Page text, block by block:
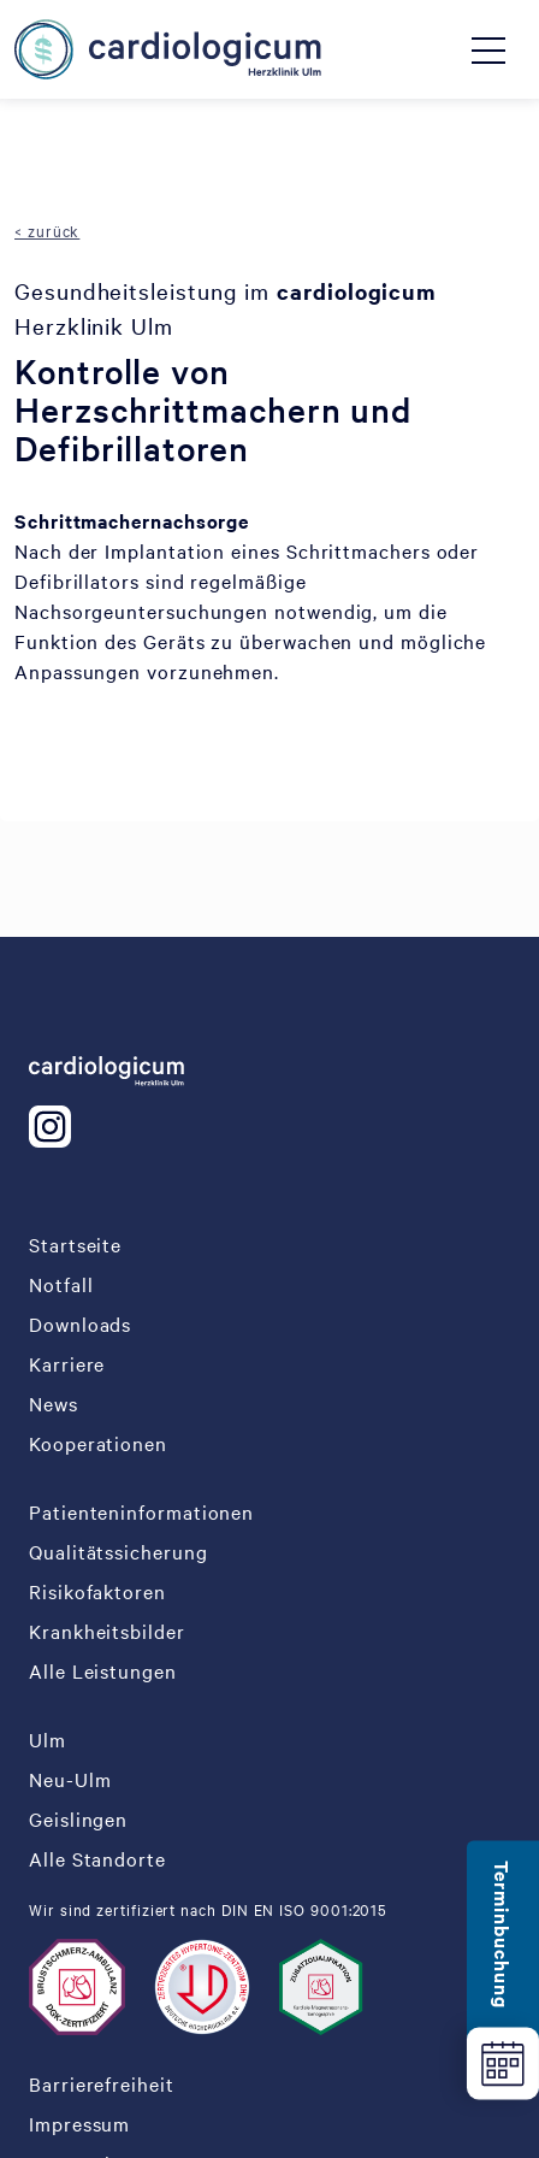
< zurück
Gesundheitsleistung imcardiologicum
Herzklinik Ulm
Kontrolle von
Herzschrittmachern und
Defibrillatoren
Schrittmachernachsorge
Nach der Implantation eines Schrittmachers oder
Defibrillators sind regelmäßige
Nachsorgeuntersuchungen notwendig, um die
Funktion des Geräts zu überwachen und mögliche
Anpassungen vorzunehmen.
Startseite
Notfall
Downloads
Karriere
News
Kooperationen
Patienteninformationen
Qualitätssicherung
Risikofaktoren
Krankheitsbilder
Alle Leistungen
Ulm
Neu-Ulm
Geislingen
Alle Standorte
Wir sind zertifiziert nach DIN EN ISO 9001:2015
Barrierefreiheit
Impressum
Terminbuchung